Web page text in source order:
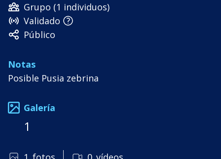
Grupo (1 individuos)
Validado
Público
Notas
Posible Pusia zebrina
Galería
1